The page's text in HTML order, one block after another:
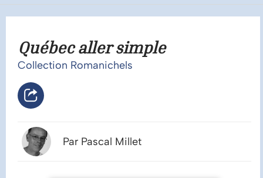
Québec aller simple
Collection Romanichels
Par Pascal Millet